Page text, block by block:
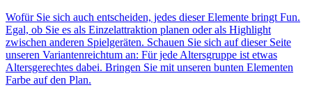
Wofür Sie sich auch entscheiden, jedes dieser Elemente bringt Fun.
Egal, ob Sie es als Einzelattraktion planen oder als Highlight
zwischen anderen Spielgeräten. Schauen Sie sich auf dieser Seite
unseren Variantenreichtum an: Für jede Altersgruppe ist etwas
Altersgerechtes dabei. Bringen Sie mit unseren bunten Elementen
Farbe auf den Plan.